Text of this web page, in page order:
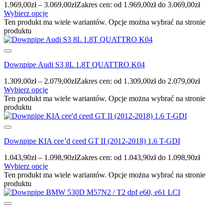
1.969,00zł – 3.069,00złZakres cen: od 1.969,00zł do 3.069,00zł
Wybierz opcje
Ten produkt ma wiele wariantów. Opcje można wybrać na stronie
produktu
Downpipe Audi S3 8L 1.8T QUATTRO K04
1.309,00zł – 2.079,00złZakres cen: od 1.309,00zł do 2.079,00zł
Wybierz opcje
Ten produkt ma wiele wariantów. Opcje można wybrać na stronie
produktu
Downpipe KIA cee’d ceed GT II (2012-2018) 1.6 T-GDI
1.043,90zł – 1.098,90złZakres cen: od 1.043,90zł do 1.098,90zł
Wybierz opcje
Ten produkt ma wiele wariantów. Opcje można wybrać na stronie
produktu